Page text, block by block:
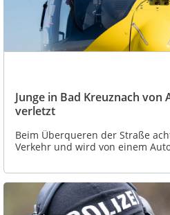
Junge in Bad Kreuznach
verletzt
Beim Überqueren der Straße
Verkehr und wird von einem